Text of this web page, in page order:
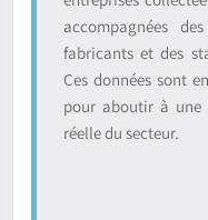
accompagnées
fabricants et des
Ces données sont
pour aboutir à
réelle du secteur.